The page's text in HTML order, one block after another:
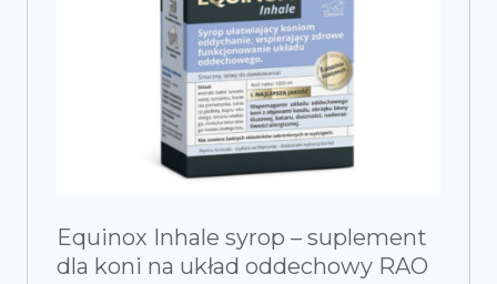
Equinox Inhale syrop – suplement
dla koni na układ oddechowy RAO